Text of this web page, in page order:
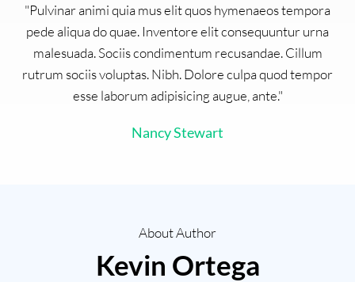
"Pulvinar animi quia mus elit quos hymenaeos tempora
pede aliqua do quae. Inventore elit consequuntur urna
malesuada. Sociis condimentum recusandae. Cillum
rutrum sociis voluptas. Nibh. Dolore culpa quod tempor
esse laborum adipisicing augue, ante."
Nancy Stewart
About Author
Kevin Ortega